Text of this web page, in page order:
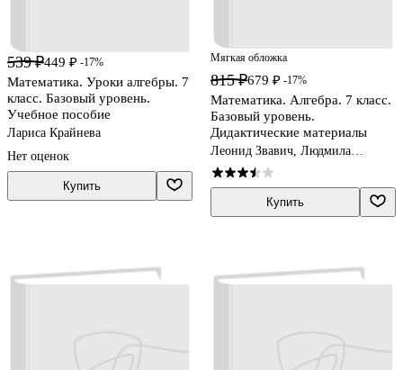
539 ₽449 ₽ -17%
Математика. Уроки алгебры. 7
класс. Базовый уровень.
Учебное пособие
Лариса Крайнева
Нет оценок
Купить
Мягкая обложка
815 ₽679 ₽ -17%
Математика. Алгебра. 7 класс.
Базовый уровень.
Дидактические материалы
Леонид Звавич, Людмила
Кузнецова, Светлана Суворова
Купить